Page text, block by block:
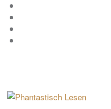
Zum
Inhalt
springen